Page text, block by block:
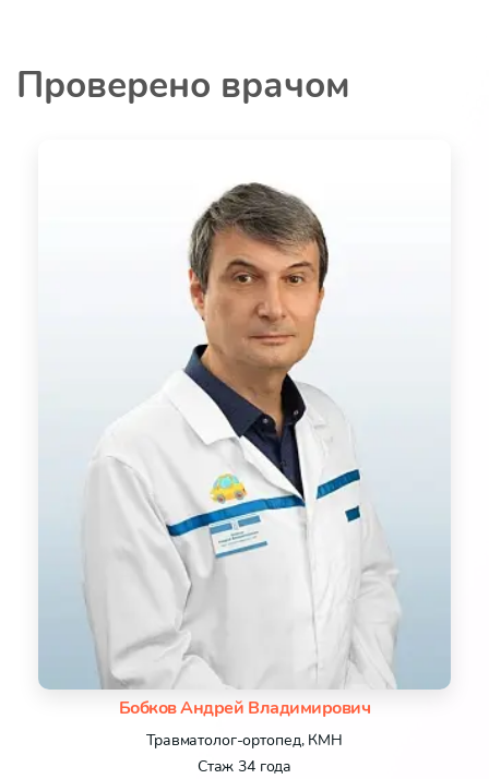
Проверено врачом
Бобков Андрей Владимирович
Травматолог-ортопед, КМН
Стаж 34 года